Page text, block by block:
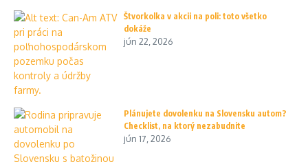
Štvorkolka v akcii na poli: toto všetko
dokáže
jún 22, 2026
Plánujete dovolenku na Slovensku autom?
Checklist, na ktorý nezabudnite
jún 17, 2026